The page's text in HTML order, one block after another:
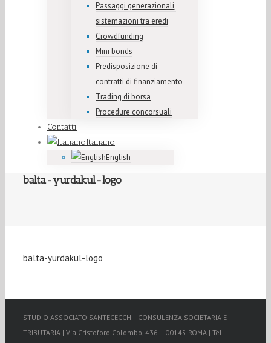
Passaggi generazionali,
sistemazioni tra eredi
Crowdfunding
Mini bonds
Predisposizione di
contratti di finanziamento
Trading di borsa
Procedure concorsuali
Contatti
Italiano
English
balta-yurdakul-logo
balta-yurdakul-logo
STUDIO ASSOCIATO SANTECECCHI - CONSULENZA SOCIETARIA E
TRIBUTARIA | Via Cristoforo Colombo, 436 – 00145 ROMA | Tel.